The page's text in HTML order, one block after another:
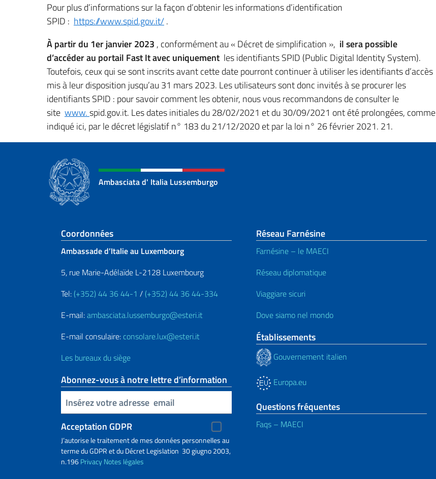
Pour plus d’informations sur la façon d’obtenir les informations d’identification
SPID : https://www.spid.gov.it/.
À partir du 1er janvier 2023 , conformément au « Décret de simplification », il sera possible
d’accéder au portail Fast It avec uniquement les identifiants SPID (Public Digital Identity System).
Toutefois, ceux qui se sont inscrits avant cette date pourront continuer à utiliser les identifiants d’accès
mis à leur disposition jusqu’au 31 mars 2023. Les utilisateurs sont donc invités à se procurer les
identifiants SPID : pour savoir comment les obtenir, nous vous recommandons de consulter le
site www.spid.gov.it. Les dates initiales du 28/02/2021 et du 30/09/2021 ont été prolongées, comme
indiqué ici, par le décret législatif n° 183 du 21/12/2020 et par la loi n° 26 février 2021. 21.
Ambasciata d' Italia Lussemburgo
Section de pied de page
Coordonnées
Ambassade d’Italie au Luxembourg
5, rue Marie-Adélaïde L-2128 Luxembourg
Tel: (+352) 44 36 44-1 / (+352) 44 36 44-334
E-mail:ambasciata.lussemburgo@esteri.it
E-mail consulaire: consolare.lux@esteri.it
Les bureaux du siège
Abonnez-vous à notre lettre d’information
Insert your email
Acceptation GDPR
J’autorise le traitement de mes données personnelles au
terme du GDPR et du Décret Legislation 30 giugno 2003,
n.196PrivacyNotes légales
Réseau Farnésine
Farnésine – le MAECI
Réseau diplomatique
Viaggiare sicuri
Dove siamo nel mondo
Établissements
Gouvernement italien
Europa.eu
Questions fréquentes
Faqs – MAECI